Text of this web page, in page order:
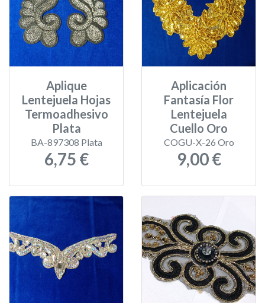
Aplique
Lentejuela Hojas
Termoadhesivo
Plata
BA-897308 Plata
6,75 €
Aplicación
Fantasía Flor
Lentejuela
Cuello Oro
COGU-X-26 Oro
9,00 €